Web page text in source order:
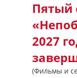
Пятый
2027
(Фильмы и